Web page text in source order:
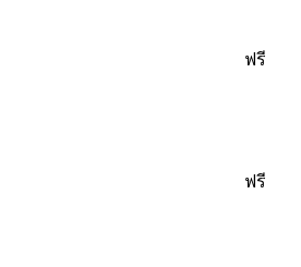
ฟรี
ฟรี